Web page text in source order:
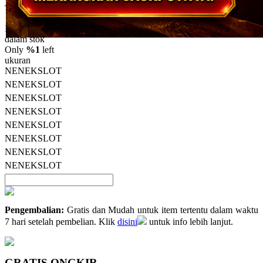
bintang,
nilai
rating
rata-
rata.
Read
13
Reviews.
Tautan
halaman
yang
sama.
Topi Tanpa Bingkai Futura Wash
Info lebih lanjut
dalam stok
Only %1 left
ukuran
NENEKSLOT
NENEKSLOT
NENEKSLOT
NENEKSLOT
NENEKSLOT
NENEKSLOT
NENEKSLOT
NENEKSLOT
Pengembalian: Gratis dan Mudah untuk item tertentu dalam waktu
7 hari setelah pembelian. Klik disini untuk info lebih lanjut.